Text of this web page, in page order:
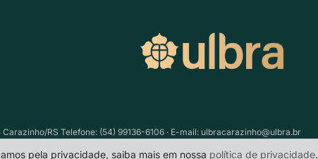
RS Telefone: (54) 99136-6106 · E-mail: ulbracarazinho@ulbra.br
pela privacidade, saiba mais em nossa política de privacidade.